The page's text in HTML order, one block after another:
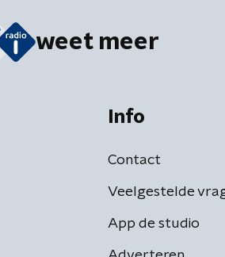
weet meer
Info
Contact
Veelgestelde
App de studio